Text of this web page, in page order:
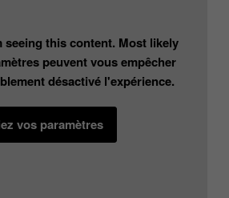
this content. Most likely
peuvent vous empêcher
désactivé l'expérience.
vos paramètres